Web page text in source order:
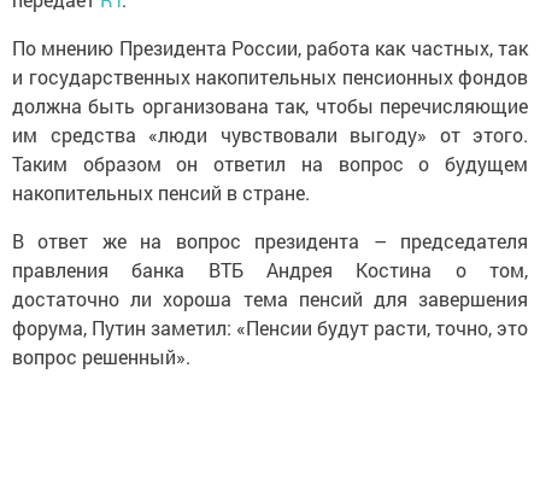
По мнению Президента России, работа как частных, так
и государственных накопительных пенсионных фондов
должна быть организована так, чтобы перечисляющие
им средства «люди чувствовали выгоду» от этого.
Таким образом он ответил на вопрос о будущем
накопительных пенсий в стране.
В ответ же на вопрос президента – председателя
правления банка ВТБ Андрея Костина о том,
достаточно ли хороша тема пенсий для завершения
форума, Путин заметил: «Пенсии будут расти, точно, это
вопрос решенный».